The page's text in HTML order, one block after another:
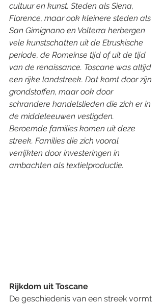
cultuur en kunst. Steden als Siena,
Florence, maar ook kleinere steden als
San Gimignano en Volterra herbergen
vele kunstschatten uit de Etruskische
periode, de Romeinse tijd of uit de tijd
van de renaissance. Toscane was altijd
een rijke landstreek. Dat komt door zijn
grondstoffen, maar ook door
schrandere handelslieden die zich er in
de middeleeuwen vestigden.
Beroemde families komen uit deze
streek. Families die zich vooral
verrijkten door investeringen in
ambachten als textielproductie.
Rijkdom uit Toscane
De geschiedenis van een streek vormt